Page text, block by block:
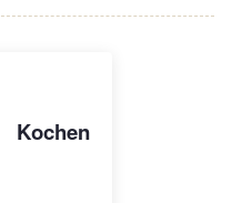
Kochen